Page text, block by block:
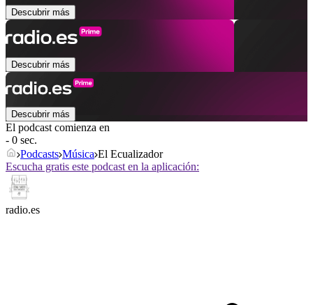
Descubrir más
Descubrir más
Descubrir más
El podcast comienza en
- 0 sec.
Podcasts Música El Ecualizador
Escucha gratis este podcast en la aplicación:
radio.es